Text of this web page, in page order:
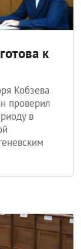
к
Кобзева
проверил
в